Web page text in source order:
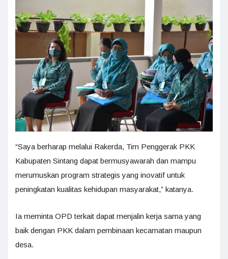
“Saya berharap melalui Rakerda, Tim Penggerak PKK
Kabupaten Sintang dapat bermusyawarah dan mampu
merumuskan program strategis yang inovatif untuk
peningkatan kualitas kehidupan masyarakat,” katanya.
Ia meminta OPD terkait dapat menjalin kerja sama yang
baik dengan PKK dalam pembinaan kecamatan maupun
desa.